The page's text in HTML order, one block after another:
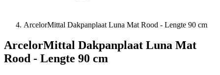
ArcelorMittal Dakpanplaat Luna Mat Rood - Lengte 90 cm
ArcelorMittal Dakpanplaat Luna Mat
Rood - Lengte 90 cm